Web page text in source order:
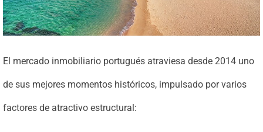
El mercado inmobiliario portugués atraviesa desde 2014 uno
de sus mejores momentos históricos, impulsado por varios
factores de atractivo estructural: